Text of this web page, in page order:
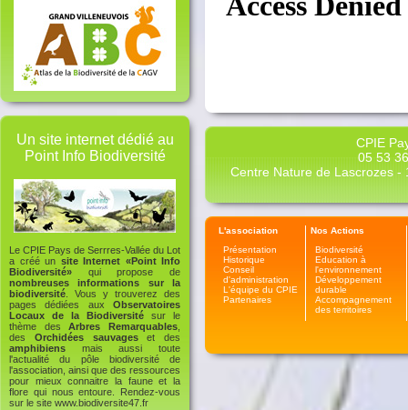
Un site internet dédié au
Point Info Biodiversité
Le CPIE Pays de Serrres-Vallée du Lot
a créé un site Internet «Point Info
Biodiversité» qui propose de
nombreuses informations sur la
biodiversité . Vous y trouverez des
pages dédiées aux Observatoires
Locaux de la Biodiversité sur le
thème desArbres Remarquables
des Orchidées sauvageset des
amphibiens mais aussi toute
l'actualité du pôle biodiversité de
l'association, ainsi que des ressources
pour mieux connaitre la faune et la
flore qui nous entoure. Rendez-vous
sur le site www.biodiversite47.fr
CPIE
05 53
Centre Nature de Lascrozes -
L'association
Présentation
Historique
Conseil
d'administration
L'équipe du CPIE
Partenaires
Nos Actions
Biodiversité
Education à
l'environnement
Développement
durable
Accompagnement
des territoires